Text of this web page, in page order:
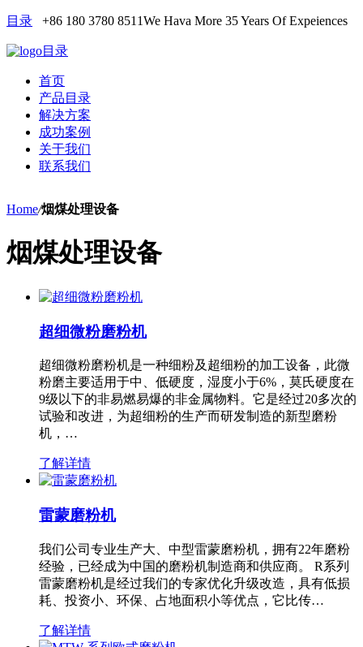
目录 +86 180 3780 8511We Hava More 35 Years Of Expeiences
目录
首页
产品目录
解决方案
成功案例
关于我们
联系我们
Home/烟煤处理设备
烟煤处理设备
超细微粉磨粉机
超细微粉磨粉机是一种细粉及超细粉的加工设备，此微
粉磨主要适用于中、低硬度，湿度小于6%，莫氏硬度在
9级以下的非易燃易爆的非金属物料。它是经过20多次的
试验和改进，为超细粉的生产而研发制造的新型磨粉
机，…
了解详情
雷蒙磨粉机
我们公司专业生产大、中型雷蒙磨粉机，拥有22年磨粉
经验，已经成为中国的磨粉机制造商和供应商。 R系列
雷蒙磨粉机是经过我们的专家优化升级改造，具有低损
耗、投资小、环保、占地面积小等优点，它比传…
了解详情